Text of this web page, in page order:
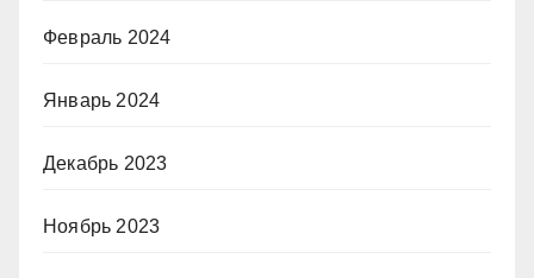
Февраль 2024
Январь 2024
Декабрь 2023
Ноябрь 2023